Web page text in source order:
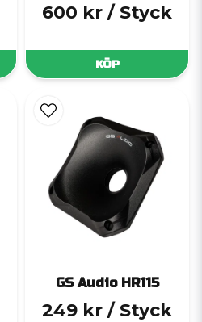
600 kr / Styck
KÖP
GS Audio HR115
249 kr / Styck